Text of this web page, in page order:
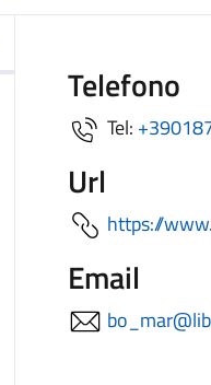
Telefono
Tel:
Url
https://
Email